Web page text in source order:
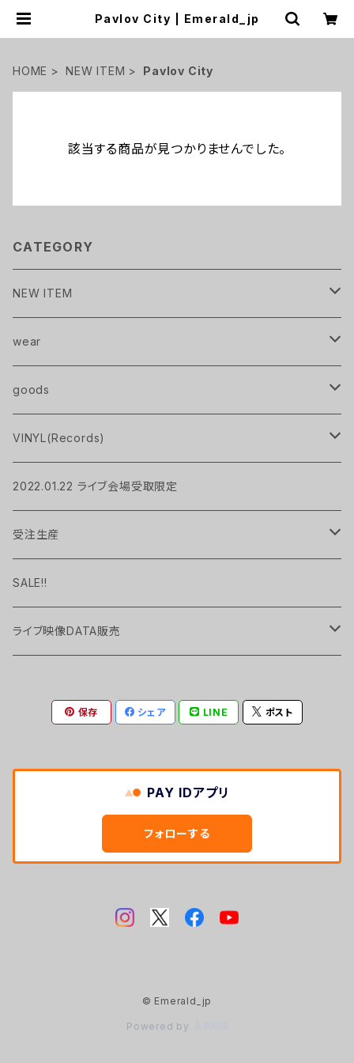
Pavlov City | Emerald_jp
HOME NEW ITEM Pavlov City
該当する商品が見つかりませんでした。
CATEGORY
NEW ITEM
Pavlov City
handkerchief
Pavlov City
wear
T-Shirts
Pavlov City
MIRAGE
sweat
socks
Hoodie
Pavlov City
Long Sleeve Tee
goods
pouch
bag
candle
handkerchief
cup
MIRAGE
Whisky Glass
VINYL(Records)
LP
EP
2022.01.22 ライブ会場受取限定
受注生産
現品限り
SALE!!
ライブ映像DATA販売
保存 シェア LINE ポスト
PAY IDアプリ
フォローする
© Emerald_jp
Powered by